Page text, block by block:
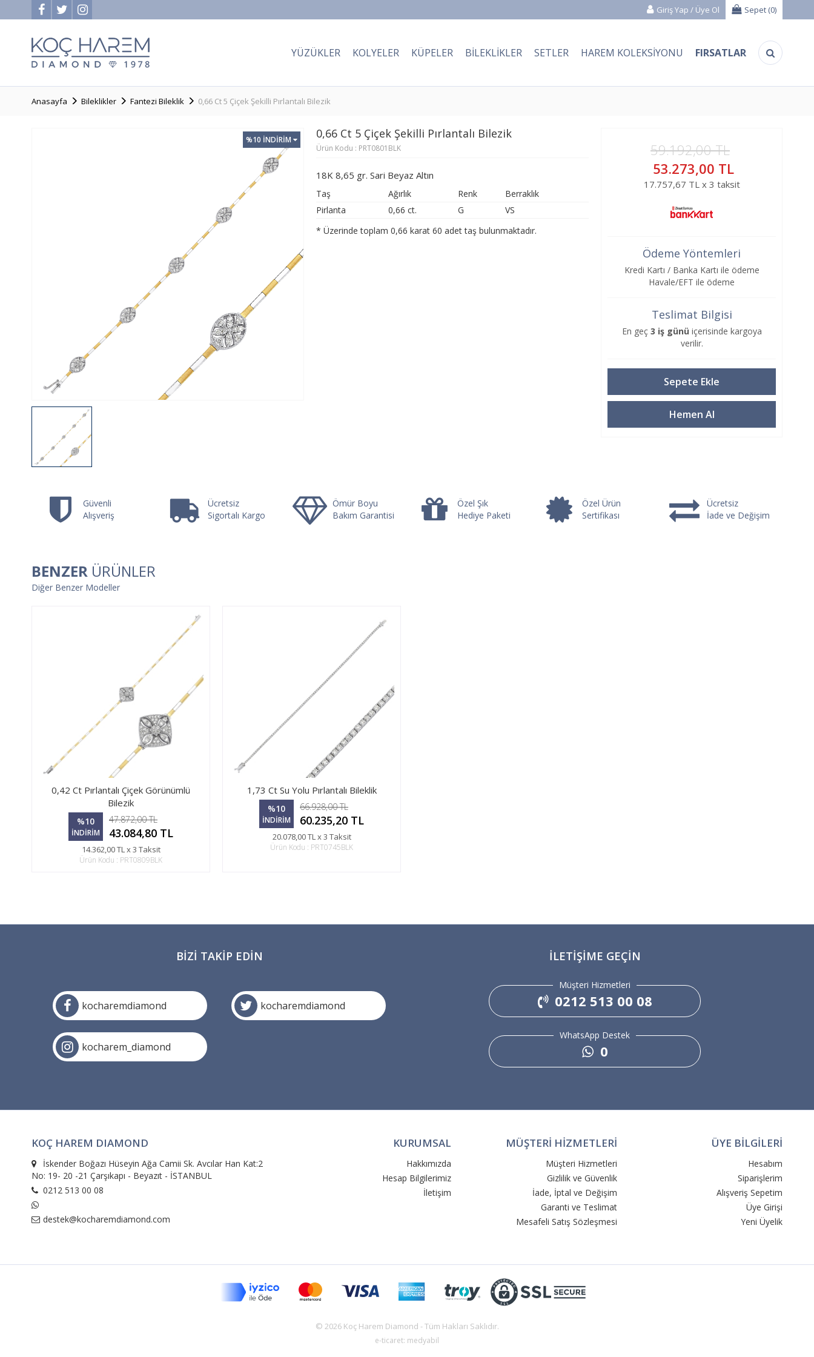
Giriş Yap / Üye Ol Sepet (0)
YÜZÜKLER KOLYELER KÜPELER BILEKLIKLER SETLER HAREM KOLEKSIYONU FIRSATLAR
Anasayfa Bileklikler Fantezi Bileklik 0,66 Ct 5 Çiçek Şekilli Pırlantalı Bilezik
%10 İNDİRİM 0,66 Ct 5 Çiçek Şekilli Pırlantalı Bilezik
Ürün Kodu : PRT0801BLK
18K 8,65 gr. Sari Beyaz Altın
Taş Ağırlık Renk
Berraklık
Pirlanta
0,66 ct. G
VS
* Üzerinde toplam 0,66 karat 60 adet taş bulunmaktadır.
59.192,00 TL
53.273,00 TL
17.757,67 TL x 3 taksit
Ödeme Yöntemleri
Kredi Kartı / Banka Kartı ile ödeme
Havale/EFT ile ödeme
Teslimat Bilgisi
En geç 3 iş günü içerisinde kargoya
verilir.
Güvenli
Alışveriş
Ücretsiz
Sigortalı Kargo
Ömür Boyu
Bakım Garantisi
Özel Şık
Hediye Paketi
Özel Ürün
Sertifikası
Ücretsiz
İade ve Değişim
BENZER ÜRÜNLER
Diğer Benzer Modeller
0,42 Ct Pırlantalı Çiçek Görünümlü
Bilezik
%10
İNDİRİM
47.872,00 TL
43.084,80 TL
14.362,00 TL x 3 Taksit
Ürün Kodu : PRT0809BLK
1,73 Ct Su Yolu Pırlantalı Bileklik
%10
İNDİRİM
66.928,00 TL
60.235,20 TL
20.078,00 TL x 3 Taksit
Ürün Kodu : PRT0745BLK
BIZI TAKIP EDIN
kocharemdiamond kocharemdiamond
kocharem_diamond
İLETIŞIME GEÇIN
Müşteri Hizmetleri
0212 513 00 08
WhatsApp Destek
0
KOÇ HAREM DIAMOND
İskender Boğazı Hüseyin Ağa Camii Sk. Avcılar Han Kat:2
No: 19- 20 -21 Çarşıkapı - Beyazıt - İSTANBUL
0212 513 00 08
destek@kocharemdiamond.com
KURUMSAL
Hakkımızda
Hesap Bilgilerimiz
İletişim
MÜŞTERİ HİZMETLERİ
Müşteri Hizmetleri
Gizlilik ve Güvenlik
İade, İptal ve Değişim
Garanti ve Teslimat
Mesafeli Satış Sözleşmesi
ÜYE BİLGİLERİ
Hesabım
Siparişlerim
Alışveriş Sepetim
Üye Girişi
Yeni Üyelik
© 2026 Koç Harem Diamond - Tüm Hakları Saklıdır.
e-ticaret: medyabil